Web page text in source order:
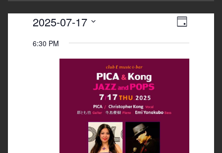
Views
Event
日
2025-07-17
date.
6:30 PM